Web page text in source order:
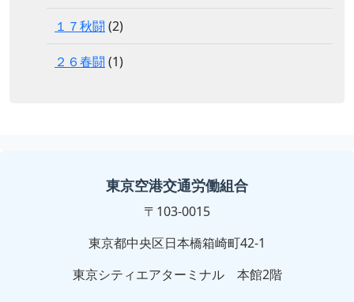
１７秋闘 (2)
２６春闘 (1)
東京空港交通労働組合
〒103-0015
東京都中央区日本橋箱崎町42-1
東京シティエアターミナル 本館2階